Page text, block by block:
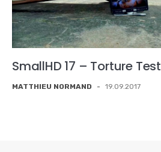
SmallHD 17 – Torture Test
MATTHIEU NORMAND - 19.09.2017